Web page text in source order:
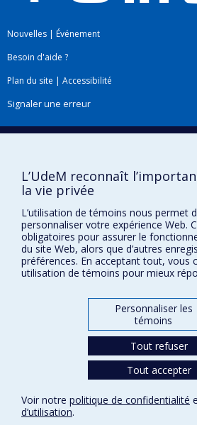
Nouvelles | Événement
Besoin d'aide ?
Plan du site | Accessibilité
Signaler une erreur
Téléchargez les logos de l'ESPUM
Paramètres des témoins
L’UdeM reconnaît
la vie privée
L’utilisation de témoins nous permet
personnaliser votre expérience Web.
obligatoires pour assurer le
du site Web, alors que d’autres
préférences. En acceptant tout, vous
utilisation de témoins pour mieux
Personnaliser les
témoins
Tout refuser
Tout accepter
Voir notre politique de confidentialité
d’utilisation.